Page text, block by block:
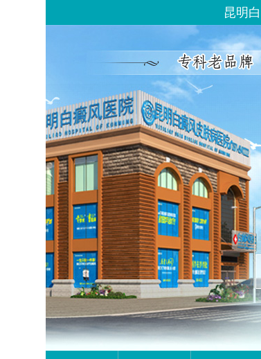
昆明